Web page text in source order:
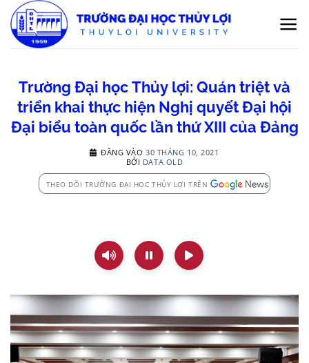
qua
nội
Trường Đại học Thủy lợi: Quán triệt và
triển khai thực hiện Nghị quyết Đại hội
Đại biểu toàn quốc lần thứ XIII của Đảng
ĐĂNG VÀO30 THÁNG 10, 2021
BỞI DATA OLD
THEO DÕI TRƯỜNG ĐẠI HỌC THỦY LỢI TRÊN